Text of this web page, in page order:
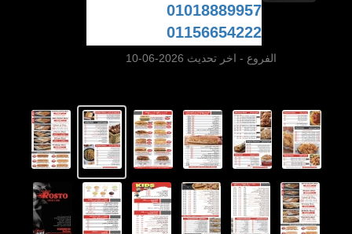
01018889957
01156654222
الفروع - اخر تحديث 2026-06-10